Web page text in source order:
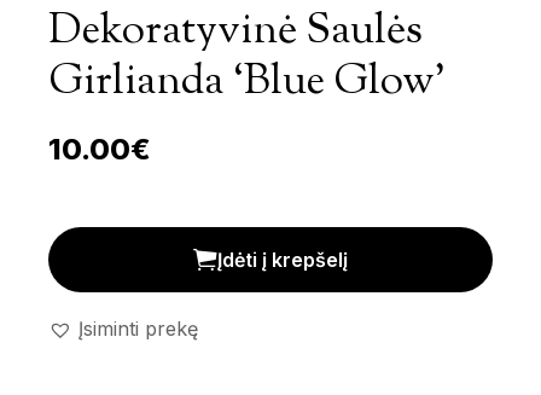
Dekoratyvinė Saulės
Girlianda ‘Blue Glow’
10.00€
Dekoratyvinė saulės girlianda 'Blue Glow' kiekis
Įdėti į krepšelį
Įsiminti prekę